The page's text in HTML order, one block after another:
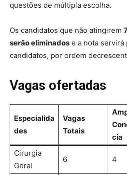
questões de múltipla escolha.
Os candidatos que não atingirem
serão eliminados e a nota servirá
candidatos, por ordem
Vagas ofertadas
Especialida
des
Vagas
Totais
cia
Cirurgia
Geral
6 4